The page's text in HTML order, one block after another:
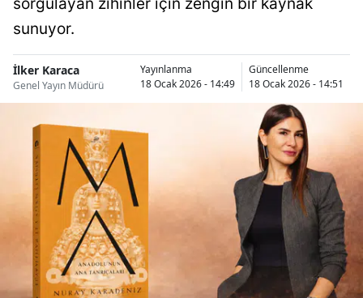
sunuyor.
İlker Karaca
Genel Yayın Müdürü
Yayınlanma
18 Ocak 2026 - 14:49
Güncellenme
18 Ocak 2026 - 14:51